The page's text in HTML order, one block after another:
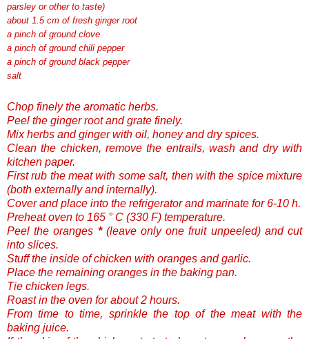
parsley or other to taste)
about 1.5 cm of fresh ginger root
a pinch of ground clove
a pinch of ground chili pepper
a pinch of ground black pepper
salt
Chop finely the aromatic herbs.
Peel the ginger root and grate finely.
Mix herbs and ginger with oil, honey and dry spices.
Clean the chicken, remove the entrails, wash and dry with
kitchen paper.
First rub the meat with some salt, then with the spice mixture
(both externally and internally).
Cover and place into the refrigerator and marinate for 6-10 h.
Preheat oven to 165 ° C (330 F) temperature.
Peel the oranges *(leave only one fruit unpeeled) and cut
into slices.
Stuff the inside of chicken with oranges and garlic.
Place the remaining oranges in the baking pan.
Tie chicken legs.
Roast in the oven for about 2 hours.
From time to time, sprinkle the top of the meat with the
baking juice.